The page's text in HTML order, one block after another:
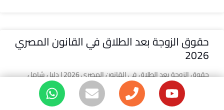
حقوق الزوجة بعد الطلاق في القانون المصري
2026
حقوق الزوجة بعد الطلاق في القانون المصري 2026 | دليل شامل
للنفقة والمتعة والمؤخر والحضانة حقوق الزوجة بعد الطلاق في
القانون المصري حقوق الزوجة بعد الطلاق